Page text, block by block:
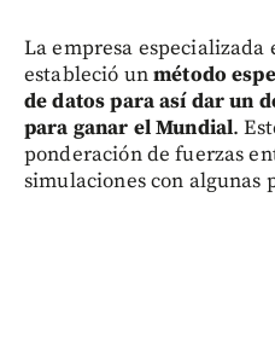
La empresa
estableció unmétodo
de datos para así dar un
para ganar el Mundial.
ponderación de fuerzas
simulaciones con algunas